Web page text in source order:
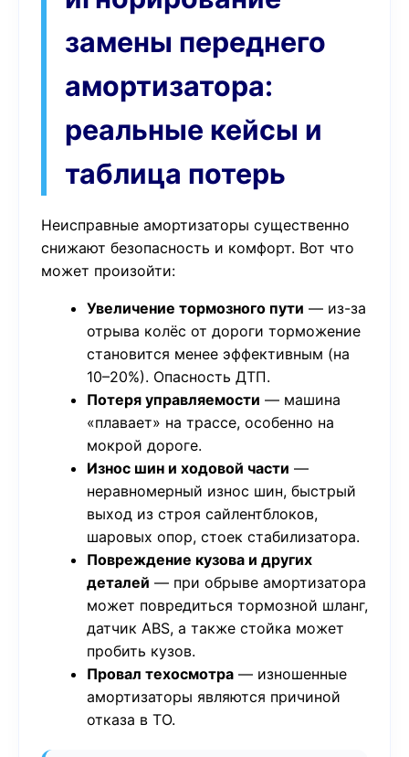
замены переднего
амортизатора:
реальные кейсы и
таблица потерь
Неисправные амортизаторы существенно
снижают безопасность и комфорт. Вот что
может произойти:
Увеличение тормозного пути — из-за
отрыва колёс от дороги торможение
становится менее эффективным (на
10–20%). Опасность ДТП.
Потеря управляемости — машина
«плавает» на трассе, особенно на
мокрой дороге.
Износ шин и ходовой части —
неравномерный износ шин, быстрый
выход из строя сайлентблоков,
шаровых опор, стоек стабилизатора.
Повреждение кузова и других
деталей — при обрыве амортизатора
может повредиться тормозной шланг,
датчик ABS, а также стойка может
пробить кузов.
Провал техосмотра — изношенные
амортизаторы являются причиной
отказа в ТО.